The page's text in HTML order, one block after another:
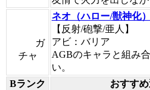
ガ
チャ
ネオ（ハロー/獣神化）
【反射/砲撃/亜人】
アビ：バリア
AGBのキャラと組み
い。
Bランク
おすす